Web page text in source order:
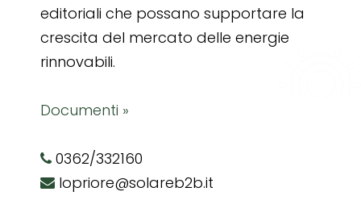
editoriali che possano supportare la
crescita del mercato delle energie
rinnovabili.
Documenti »
0362/332160
lopriore@solareb2b.it